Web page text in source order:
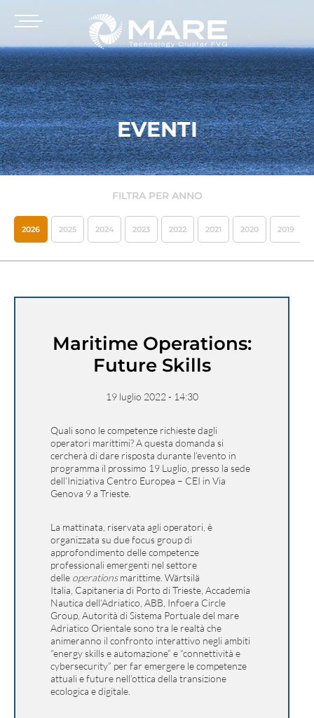
EVENTI
FILTRA PER ANNO
2026 2025 2024 2023 2022 2021 2020 2019
Maritime Operations:
Future Skills
19 luglio 2022 - 14:30
Quali sono le competenze richieste dagli
operatori marittimi? A questa domanda si
cercherà di dare risposta durante l’evento in
programma il prossimo 19 Luglio , presso la sede
dell’Iniziativa Centro Europea – CEI in Via
Genova 9 a Trieste.
La mattinata, riservata agli operatori, è
organizzata su due focus group di
approfondimento delle competenze
professionali emergenti nel settore
delle operationsmarittime. Wärtsilä
Italia, Capitaneria di Porto di Trieste, Accademia
Nautica dell’Adriatico, ABB, Infoera Circle
Group, Autorità di Sistema Portuale del mare
Adriatico Orientale sono tra le realtà che
animeranno il confronto interattivo negli ambiti
“energy skills e automazione” e “connettività e
cybersecurity” per far emergere le competenze
attuali e future nell’ottica della transizione
ecologica e digitale.